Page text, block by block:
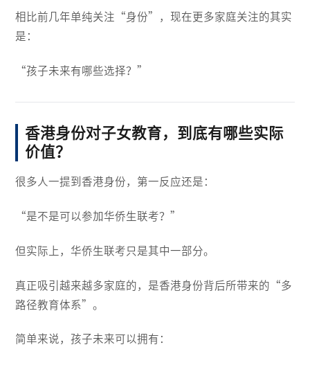
相比前几年单纯关注“身份”，现在更多家庭关注的其实
是：
“孩子未来有哪些选择？”
香港身份对子女教育，到底有哪些实际
价值？
很多人一提到香港身份，第一反应还是：
“是不是可以参加华侨生联考？”
但实际上，华侨生联考只是其中一部分。
真正吸引越来越多家庭的，是香港身份背后所带来的“多
路径教育体系”。
简单来说，孩子未来可以拥有：